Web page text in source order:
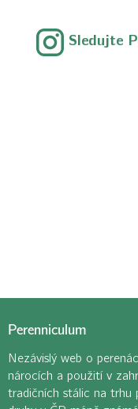
Sledujte
Perenniculum
Nezávislý web o
nárocích a použití v
tradičních stálic na trhu